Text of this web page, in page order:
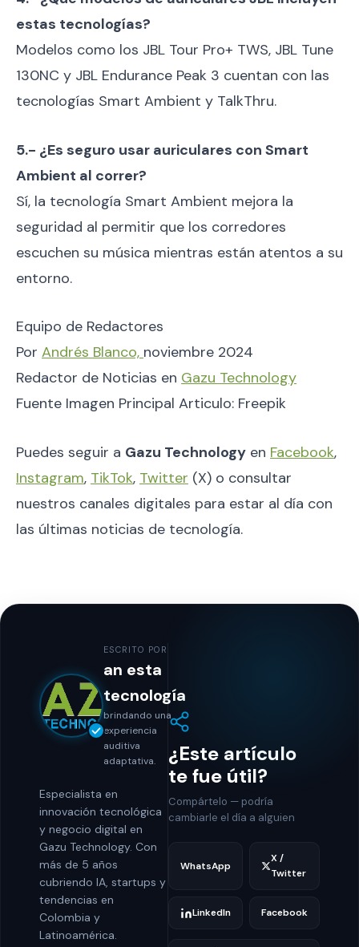
estas tecnologías?
Modelos como los JBL Tour Pro+ TWS, JBL Tune
130NC y JBL Endurance Peak 3 cuentan con las
tecnologías Smart Ambient y TalkThru.
5.- ¿Es seguro usar auriculares con Smart
Ambient al correr?
Sí, la tecnología Smart Ambient mejora la
seguridad al permitir que los corredores
escuchen su música mientras están atentos a su
entorno.
Equipo de Redactores
Por Andrés Blanco, noviembre 2024
Redactor de Noticias en Gazu Technology
Fuente Imagen Principal Articulo: Freepik
Puedes seguir a Gazu Technology en Facebook,
Instagram, TikTok, Twitter (X) o consultar
nuestros canales digitales para estar al día con
las últimas noticias de tecnología.
ESCRITO POR
an esta
tecnología
brindando una
experiencia
auditiva
adaptativa.
Especialista en
innovación tecnológica
y negocio digital en
Gazu Technology. Con
más de 5 años
cubriendo IA, startups y
tendencias en
Colombia y
Latinoamérica.
¿Este artículo
te fue útil?
Compártelo — podría
cambiarle el día a alguien
WhatsApp
X /
Twitter
LinkedIn Facebook